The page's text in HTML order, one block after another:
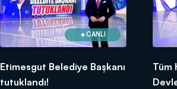
CANLI
Etimesgut Belediye Başkanı
tutuklandı!
Tüm